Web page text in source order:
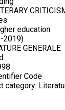
education
2019)
GENERALE
Code
category: